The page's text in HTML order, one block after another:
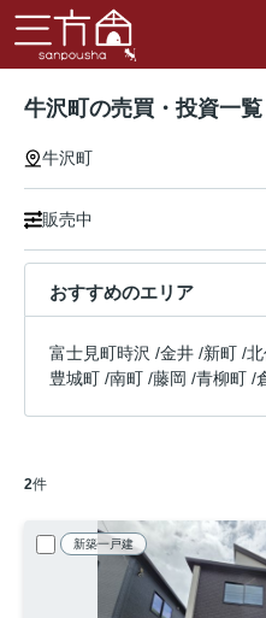
牛沢町の売買・投資一覧
牛沢町
販売中
おすすめのエリア
富士見町時沢 /金井 /新町 /
豊城町 /南町 /藤岡 /青柳町 /
2件
新築一戸建